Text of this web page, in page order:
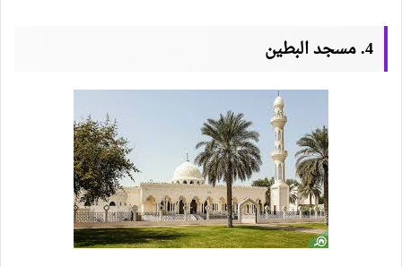
4. مسجد البطين